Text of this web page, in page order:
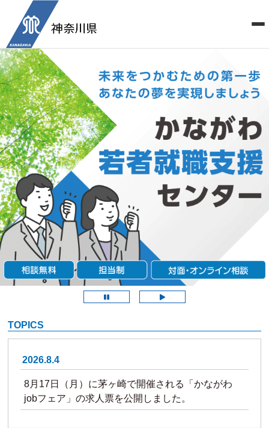
TOPICS
2026.8.4
8月17日（月）に茅ヶ崎で開催される「かながわ
jobフェア」の求人票を公開しました。